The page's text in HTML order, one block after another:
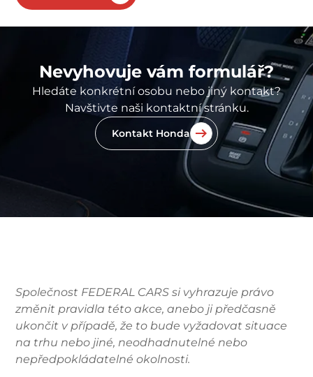
Nevyhovuje vám formulář?
Hledáte konkrétní osobu nebo jiný kontakt?
Navštivte naši kontaktní stránku.
Kontakt Honda
Společnost FEDERAL CARS si vyhrazuje právo
změnit pravidla této akce, anebo ji předčasně
ukončit v případě, že to bude vyžadovat situace
na trhu nebo jiné, neodhadnutelné nebo
nepředpokládatelné okolnosti.